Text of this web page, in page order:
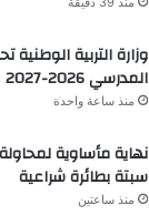
وزارة التربية
المدرسي 2026-2027
منذ ساعة واحدة
نهاية مأساوية
سبتة بطائرة شراعية
منذ ساعتين